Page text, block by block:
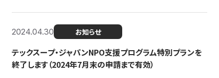
2024.04.30 お知らせ
テックスープ・ジャパンNPO支援プログラム特別プランを
終了します（2024年7月末の申請まで有効）